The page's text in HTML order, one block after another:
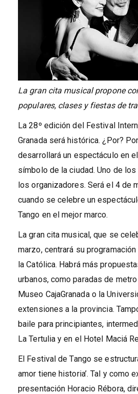
La gran cita musical propone
populares, clases y fiestas de
La 28º edición del Festival
Granada será histórica. ¿Por?
desarrollará un espectáculo en
símbolo de la ciudad. Uno de
los organizadores. Será el 4 de
cuando se celebre un
Tango en el mejor marco.
La gran cita musical, que se
marzo, centrará su
la Católica. Habrá más
urbanos, como paradas de
Museo CajaGranada o la
extensiones a la provincia.
baile para principiantes,
La Tertulia y en el Hotel Maciá
El Festival de Tango se
amor tiene historia’. Tal y como
presentación Horacio Rébora,